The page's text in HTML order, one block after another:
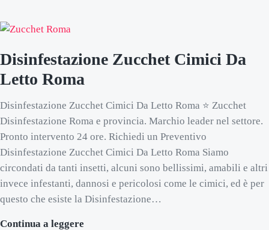
Disinfestazione Zucchet Cimici Da
Letto Roma
Disinfestazione Zucchet Cimici Da Letto Roma ⭐ Zucchet
Disinfestazione Roma e provincia. Marchio leader nel settore.
Pronto intervento 24 ore. Richiedi un Preventivo
Disinfestazione Zucchet Cimici Da Letto Roma Siamo
circondati da tanti insetti, alcuni sono bellissimi, amabili e altri
invece infestanti, dannosi e pericolosi come le cimici, ed è per
questo che esiste la Disinfestazione…
Continua a leggere